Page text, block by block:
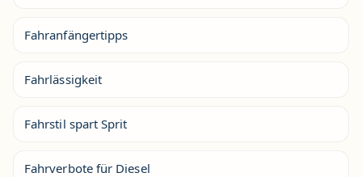
Fahranfängertipps
Fahrlässigkeit
Fahrstil spart Sprit
Fahrverbote für Diesel